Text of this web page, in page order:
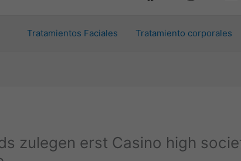
Tratamientos Faciales Tratamiento corporales
zulegen erst Casino high